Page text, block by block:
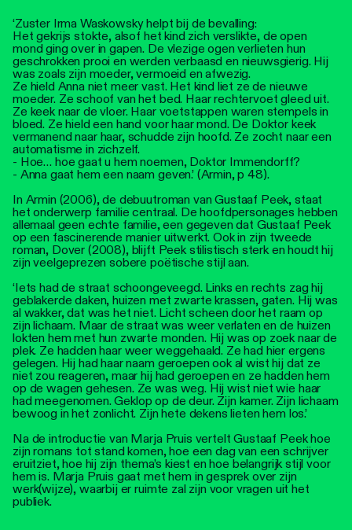
‘Zuster Irma Waskowsky helpt bij de bevalling:
Het gekrijs stokte, alsof het kind zich verslikte, de open
mond ging over in gapen. De vlezige ogen verlieten hun
geschrokken prooi en werden verbaasd en nieuwsgierig. Hij
was zoals zijn moeder, vermoeid en afwezig.
Ze hield Anna niet meer vast. Het kind liet ze de nieuwe
moeder. Ze schoof van het bed. Haar rechtervoet gleed uit.
Ze keek naar de vloer. Haar voetstappen waren stempels in
bloed. Ze hield een hand voor haar mond. De Doktor keek
vermanend naar haar, schudde zijn hoofd. Ze zocht naar een
automatisme in zichzelf.
- Hoe… hoe gaat u hem noemen, Doktor Immendorff?
- Anna gaat hem een naam geven.’ (Armin, p 48).
In Armin (2006), de debuutroman van Gustaaf Peek, staat
het onderwerp familie centraal. De hoofdpersonages hebben
allemaal geen echte familie, een gegeven dat Gustaaf Peek
op een fascinerende manier uitwerkt. Ook in zijn tweede
roman, Dover (2008), blijft Peek stilistisch sterk en houdt hij
zijn veelgeprezen sobere poëtische stijl aan.
‘Iets had de straat schoongeveegd. Links en rechts zag hij
geblakerde daken, huizen met zwarte krassen, gaten. Hij was
al wakker, dat was het niet. Licht scheen door het raam op
zijn lichaam. Maar de straat was weer verlaten en de huizen
lokten hem met hun zwarte monden. Hij was op zoek naar de
plek. Ze hadden haar weer weggehaald. Ze had hier ergens
gelegen. Hij had haar naam geroepen ook al wist hij dat ze
niet zou reageren, maar hij had geroepen en ze hadden hem
op de wagen gehesen. Ze was weg. Hij wist niet wie haar
had meegenomen. Geklop op de deur. Zijn kamer. Zijn lichaam
bewoog in het zonlicht. Zijn hete dekens lieten hem los.’
Na de introductie van Marja Pruis vertelt Gustaaf Peek hoe
zijn romans tot stand komen, hoe een dag van een schrijver
eruitziet, hoe hij zijn thema’s kiest en hoe belangrijk stijl voor
hem is. Marja Pruis gaat met hem in gesprek over zijn
werk(wijze), waarbij er ruimte zal zijn voor vragen uit het
publiek.
Stadsdichter